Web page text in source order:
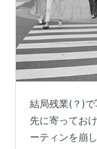
結局残業(？)で
先に寄ってお
ーティンを崩